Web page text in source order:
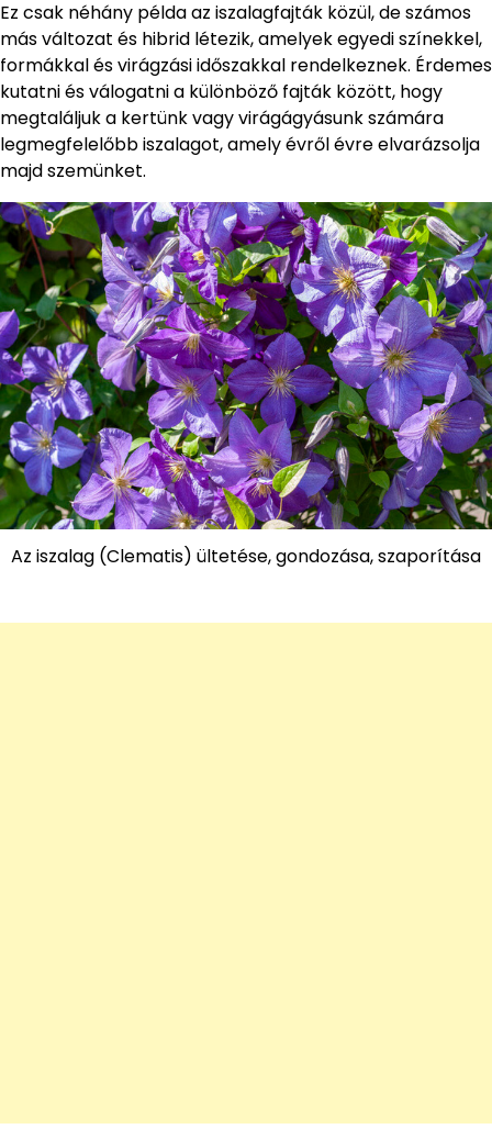
Ez csak néhány példa az iszalagfajták közül, de számos
más változat és hibrid létezik, amelyek egyedi színekkel,
formákkal és virágzási időszakkal rendelkeznek. Érdemes
kutatni és válogatni a különböző fajták között, hogy
megtaláljuk a kertünk vagy virágágyásunk számára
legmegfelelőbb iszalagot, amely évről évre elvarázsolja
majd szemünket.
Az iszalag (Clematis) ültetése, gondozása, szaporítása